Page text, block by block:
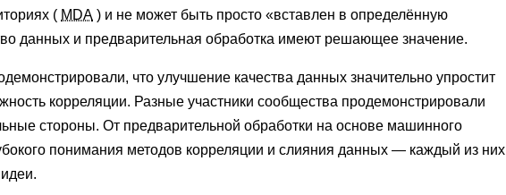
( MDA ) и не может быть просто «вставлен в определённую
данных и предварительная обработка имеют решающее значение.
что улучшение качества данных значительно упростит
корреляции. Разные участники сообщества продемонстрировали
стороны. От предварительной обработки на основе машинного
понимания методов корреляции и слияния данных — каждый из них